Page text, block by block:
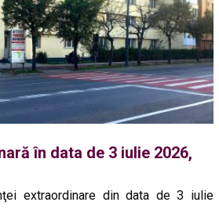
în data de 3 iulie 2026,
extraordinare din data de 3 iulie